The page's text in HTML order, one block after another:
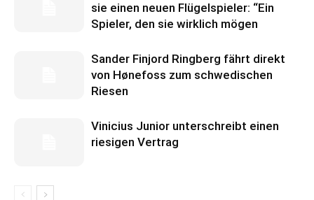
sie einen neuen Flügelspieler: “Ein
Spieler, den sie wirklich mögen
Sander Finjord Ringberg fährt direkt
von Hønefoss zum schwedischen
Riesen
Vinicius Junior unterschreibt einen
riesigen Vertrag